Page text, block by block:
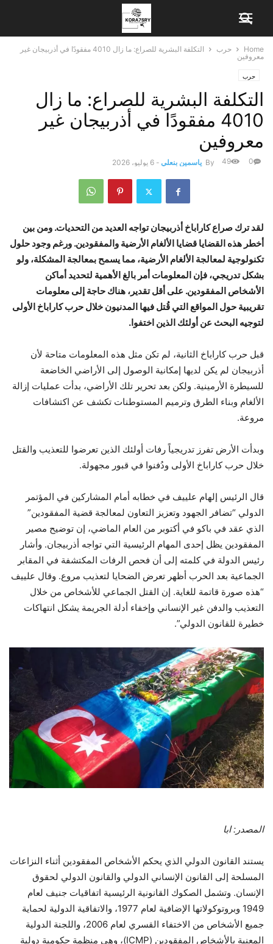
Home حرب
التكلفة البشرية للصراع: ما زال 4010 مفقودًا في أذربيجان غير
معروفين
حرب
التكلفة البشرية للصراع: ما زال
4010 مفقودًا في أذربيجان غير
معروفين
By ياسمين بنعلي - 6 يوليو، 2026 0
49
لقد ترك صراع كاراباخ أذربيجان تواجه العديد من التحديات. ومن بين
أخطر هذه القضايا قضايا الألغام الأرضية والمفقودين. ورغم وجود حلول
تكنولوجية لمعالجة الألغام الأرضية، مما يسمح بمعالجة المشكلة، ولو
بشكل تدريجي، فإن المعلومات أمر بالغ الأهمية لتحديد أماكن
الأشخاص المفقودين. على أقل تقدير، هناك حاجة إلى معلومات
تقريبية حول المواقع التي قُتل فيها المدنيون خلال حرب كاراباخ الأولى
لتوجيه البحث عن أولئك الذين اختفوا.
قبل حرب كاراباخ الثانية، لم تكن مثل هذه المعلومات متاحة لأن
أذربيجان لم يكن لديها إمكانية الوصول إلى الأراضي الخاضعة
للسيطرة الأرمينية. ولكن بعد تحرير تلك الأراضي، بدأت عمليات إزالة
الألغام وبناء الطرق وترميم المستوطنات تكشف عن اكتشافات
مروعة.
وبدأت الأرض تفرز تدريجياً رفات أولئك الذين تعرضوا للتعذيب والقتل
خلال حرب كاراباخ الأولى ودُفنوا في قبور مجهولة.
قال الرئيس إلهام علييف في خطابه أمام المشاركين في المؤتمر
الدولي “تضافر الجهود وتعزيز التعاون لمعالجة قضية المفقودين”
الذي عقد في باكو في أكتوبر من العام الماضي، إن توضيح مصير
المفقودين يظل إحدى المهام الرئيسية التي تواجه أذربيجان. وأشار
رئيس الدولة في كلمته إلى أن فحص الرفات المكتشفة في المقابر
الجماعية بعد الحرب أظهر تعرض الضحايا لتعذيب مروع. وقال علييف
“هذه صورة قاتمة للغاية. إن القتل الجماعي للأشخاص من خلال
التعذيب والدفن غير الإنساني وإخفاء أدلة الجريمة يشكل انتهاكات
خطيرة للقانون الدولي”.
المصدر: ابا
يستند القانون الدولي الذي يحكم الأشخاص المفقودين أثناء النزاعات
المسلحة إلى القانون الإنساني الدولي والقانون الدولي لحقوق
الإنسان. وتشمل الصكوك القانونية الرئيسية اتفاقيات جنيف لعام
1949 وبروتوكولاتها الإضافية لعام 1977، والاتفاقية الدولية لحماية
جميع الأشخاص من الاختفاء القسري لعام 2006، واللجنة الدولية
المعنية بالأشخاص المفقودين (ICMP)، وهي منظمة حكومية دولية